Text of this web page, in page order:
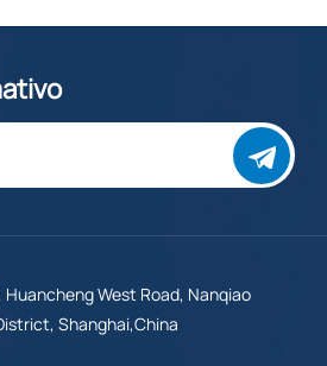
Huancheng West Road, Nanqiao
Shanghai,China